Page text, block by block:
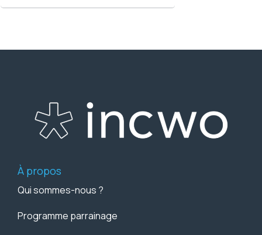
À propos
Qui sommes-nous ?
Programme parrainage